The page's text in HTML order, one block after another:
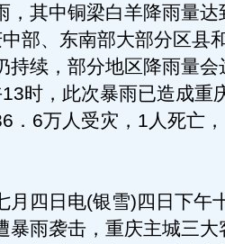
，其中铜梁白羊降雨量达
部、东南部大部分区县
持续，部分地区降雨量会
时，此次暴雨已造成重
．6万人受灾，1人死亡
四日电(银雪)四日下午
暴雨袭击，重庆主城三大